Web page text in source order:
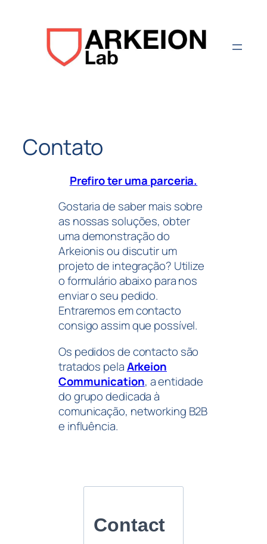
Contato
Prefiro ter uma parceria.
Gostaria de saber mais sobre
as nossas soluções, obter
uma demonstração do
Arkeionis ou discutir um
projeto de integração? Utilize
o formulário abaixo para nos
enviar o seu pedido.
Entraremos em contacto
consigo assim que possível.
Os pedidos de contacto são
tratados pelaArkeion
Communication, a entidade
do grupo dedicada à
comunicação, networking B2B
e influência.